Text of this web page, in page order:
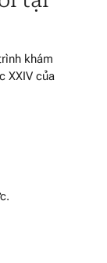
khám
XXIV của
.